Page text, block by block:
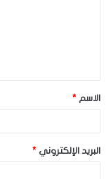
ق
*الاسم *
البريد الإلكتروني *